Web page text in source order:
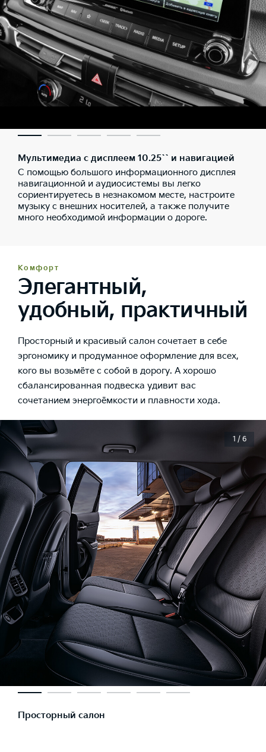
Мультимедиа с дисплеем 10.25`` и навигацией
С помощью большого информационного дисплея
навигационной и аудиосистемы вы легко
сориентируетесь в незнакомом месте, настроите
музыку с внешних носителей, а также получите
много необходимой информации о дороге.
Комфорт
Элегантный,
удобный, практичный
Просторный и красивый салон сочетает в себе
эргономику и продуманное оформление для всех,
кого вы возьмёте с собой в дорогу. А хорошо
сбалансированная подвеска удивит вас
сочетанием энергоёмкости и плавности хода.
Просторный салон
1 / 6